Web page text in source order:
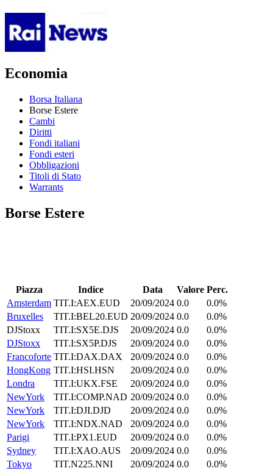
Economia
Borsa Italiana
Borse Estere
Cambi
Diritti
Fondi italiani
Fondi esteri
Obbligazioni
Titoli di Stato
Warrants
Borse Estere
Piazza Indice Data Valore Perc.
Amsterdam TIT.I:AEX.EUD 20/09/2024 0.0
0.0%
Bruxelles
TIT.I:BEL20.EUD 20/09/2024 0.0
0.0%
DJStoxx
TIT.I:SX5E.DJS 20/09/2024 0.0
0.0%
DJStoxx
TIT.I:SX5P.DJS 20/09/2024 0.0
0.0%
Francoforte TIT.I:DAX.DAX 20/09/2024 0.0
0.0%
HongKong TIT.I:HSI.HSN 20/09/2024 0.0
0.0%
Londra
TIT.I:UKX.FSE 20/09/2024 0.0
0.0%
NewYork
TIT.I:COMP.NAD 20/09/2024 0.0
0.0%
NewYork
TIT.I:DJI.DJD 20/09/2024 0.0
0.0%
NewYork
TIT.I:NDX.NAD 20/09/2024 0.0
0.0%
Parigi
TIT.I:PX1.EUD 20/09/2024 0.0
0.0%
Sydney
TIT.I:XAO.AUS 20/09/2024 0.0
0.0%
Tokyo
TIT.N225.NNI 20/09/2024 0.0
0.0%